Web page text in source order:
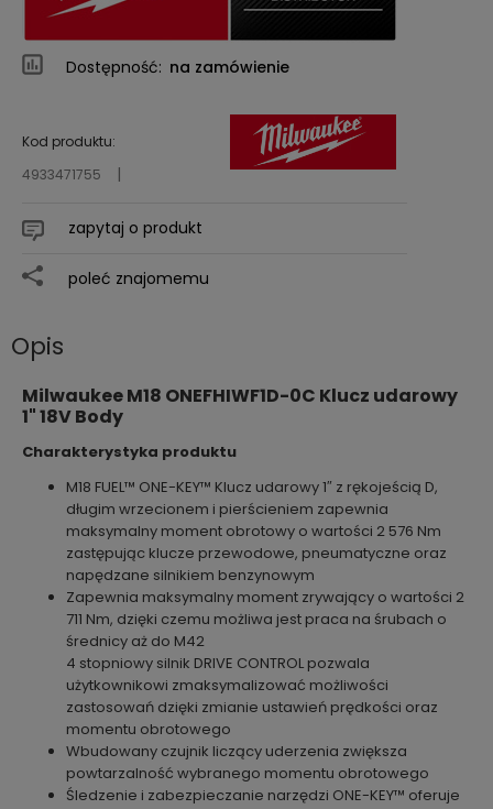
Dostępność: na zamówienie
Kod produktu:
4933471755
zapytaj o produkt
poleć znajomemu
Opis
Milwaukee M18 ONEFHIWF1D-0C Klucz udarowy
1" 18V Body
Charakterystyka produktu
M18 FUEL™ ONE-KEY™ Klucz udarowy 1″ z rękojeścią D,
długim wrzecionem i pierścieniem zapewnia
maksymalny moment obrotowy o wartości 2 576 Nm
zastępując klucze przewodowe, pneumatyczne oraz
napędzane silnikiem benzynowym
Zapewnia maksymalny moment zrywający o wartości 2
711 Nm, dzięki czemu możliwa jest praca na śrubach o
średnicy aż do M42
4 stopniowy silnik DRIVE CONTROL pozwala
użytkownikowi zmaksymalizować możliwości
zastosowań dzięki zmianie ustawień prędkości oraz
momentu obrotowego
Wbudowany czujnik liczący uderzenia zwiększa
powtarzalność wybranego momentu obrotowego
Śledzenie i zabezpieczanie narzędzi ONE-KEY™ oferuje